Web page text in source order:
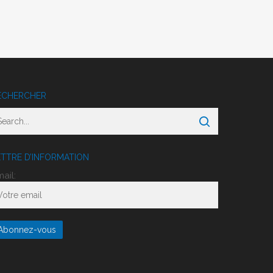
D’INFORMATION